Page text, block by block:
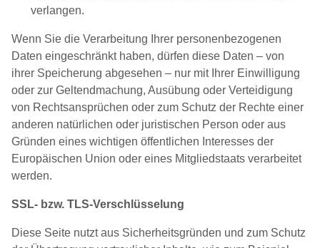
verlangen.
Wenn Sie die Verarbeitung Ihrer personenbezogenen
Daten eingeschränkt haben, dürfen diese Daten – von
ihrer Speicherung abgesehen – nur mit Ihrer Einwilligung
oder zur Geltendmachung, Ausübung oder Verteidigung
von Rechtsansprüchen oder zum Schutz der Rechte einer
anderen natürlichen oder juristischen Person oder aus
Gründen eines wichtigen öffentlichen Interesses der
Europäischen Union oder eines Mitgliedstaats verarbeitet
werden.
SSL- bzw. TLS-Verschlüsselung
Diese Seite nutzt aus Sicherheitsgründen und zum Schutz